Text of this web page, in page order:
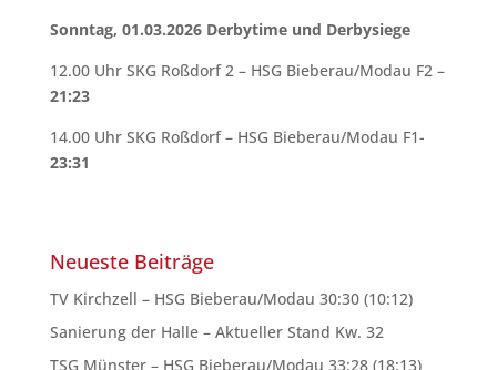
Sonntag, 01.03.2026 Derbytime und Derbysiege
12.00 Uhr SKG Roßdorf 2 – HSG Bieberau/Modau F2 –
21:23
14.00 Uhr SKG Roßdorf – HSG Bieberau/Modau F1-
23:31
Neueste Beiträge
TV Kirchzell – HSG Bieberau/Modau 30:30 (10:12)
Sanierung der Halle – Aktueller Stand Kw. 32
TSG Münster – HSG Bieberau/Modau 33:28 (18:13)